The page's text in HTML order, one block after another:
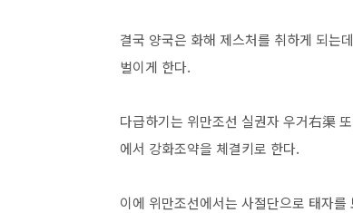
결국 양국은 화해 제스처를 취하게 되는
벌이게 한다.
다급하기는 위만조선 실권자 우거右渠
에서 강화조약을 체결키로 한다.
이에 위만조선에서는 사절단으로 태자